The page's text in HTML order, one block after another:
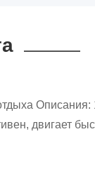
двигает